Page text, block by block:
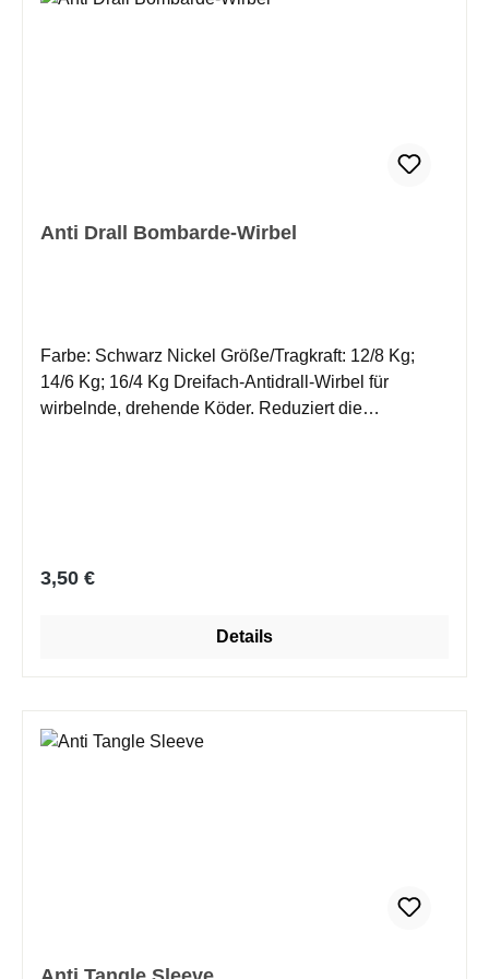
Anti Drall Bombarde-Wirbel
Farbe: Schwarz Nickel Größe/Tragkraft: 12/8 Kg;
14/6 Kg; 16/4 Kg Dreifach-Antidrall-Wirbel für
wirbelnde, drehende Köder. Reduziert die
Regulärer Preis:
3,50 €
Details